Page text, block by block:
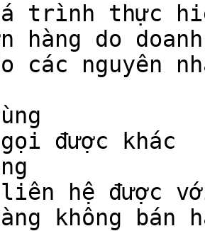
trình thực
hàng do
các nguyên
được khác
liên hệ được
không